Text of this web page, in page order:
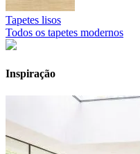
Tapetes lisos
Todos os tapetes modernos
Inspiração